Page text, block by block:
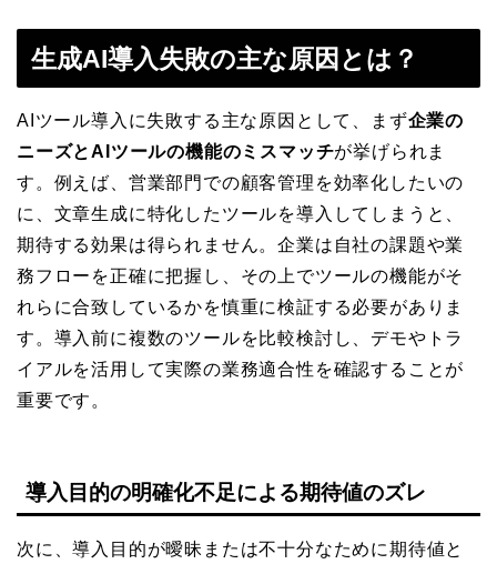
生成AI導入失敗の主な原因とは？
AIツール導入に失敗する主な原因として、まず企業の
ニーズとAIツールの機能のミスマッチが挙げられま
す。例えば、営業部門での顧客管理を効率化したいの
に、文章生成に特化したツールを導入してしまうと、
期待する効果は得られません。企業は自社の課題や業
務フローを正確に把握し、その上でツールの機能がそ
れらに合致しているかを慎重に検証する必要がありま
す。導入前に複数のツールを比較検討し、デモやトラ
イアルを活用して実際の業務適合性を確認することが
重要です。
導入目的の明確化不足による期待値のズレ
次に、導入目的が曖昧または不十分なために期待値と